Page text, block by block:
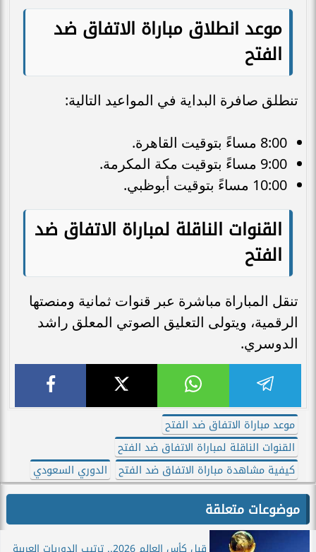
موعد انطلاق مباراة الاتفاق ضد
الفتح
تنطلق صافرة البداية في المواعيد التالية:
8:00 مساءً بتوقيت القاهرة.
9:00 مساءً بتوقيت مكة المكرمة.
10:00 مساءً بتوقيت أبوظبي.
القنوات الناقلة لمباراة الاتفاق ضد
الفتح
تنقل المباراة مباشرة عبر قنوات ثمانية ومنصتها
الرقمية، ويتولى التعليق الصوتي المعلق راشد
الدوسري.
موعد مباراة الاتفاق ضد الفتح
القنوات الناقلة لمباراة الاتفاق ضد الفتح
كيفية مشاهدة مباراة الاتفاق ضد الفتح
الدوري السعودي
موضوعات متعلقة